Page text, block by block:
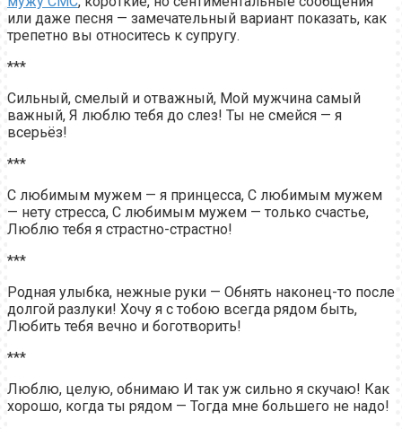
или даже песня — замечательный вариант показать, как
трепетно вы относитесь к супругу.
***
Сильный, смелый и отважный, Мой мужчина самый
важный, Я люблю тебя до слез! Ты не смейся — я
всерьёз!
***
С любимым мужем — я принцесса, С любимым мужем
— нету стресса, С любимым мужем — только счастье,
Люблю тебя я страстно-страстно!
***
Родная улыбка, нежные руки — Обнять наконец-то после
долгой разлуки! Хочу я с тобою всегда рядом быть,
Любить тебя вечно и боготворить!
***
Люблю, целую, обнимаю И так уж сильно я скучаю! Как
хорошо, когда ты рядом — Тогда мне большего не надо!